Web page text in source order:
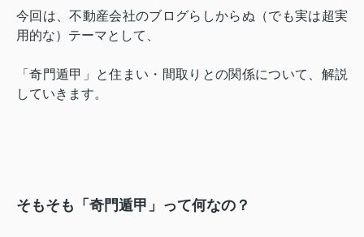
今回は、不動産会社のブログらしからぬ（でも実は超実
用的な）テーマとして、
「奇門遁甲」と住まい・間取りとの関係について、解説
していきます。
そもそも「奇門遁甲」って何なの？